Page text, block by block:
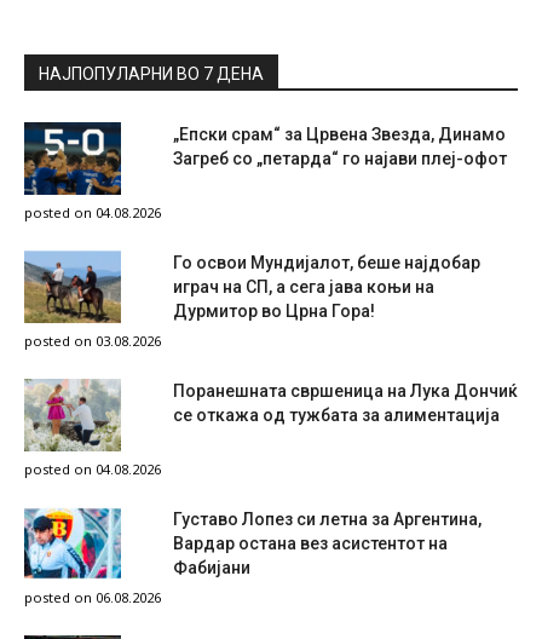
НАЈПОПУЛАРНИ ВО 7 ДЕНА
„Епски срам“ за Црвена Звезда, Динамо
Загреб со „петарда“ го најави плеј-офот
posted on 04.08.2026
Го освои Мундијалот, беше најдобар
играч на СП, а сега јава коњи на
Дурмитор во Црна Гора!
posted on 03.08.2026
Поранешната свршеница на Лука Дончиќ
се откажа од тужбата за алиментација
posted on 04.08.2026
Густаво Лопез си летна за Аргентина,
Вардар остана вез асистентот на
Фабијани
posted on 06.08.2026